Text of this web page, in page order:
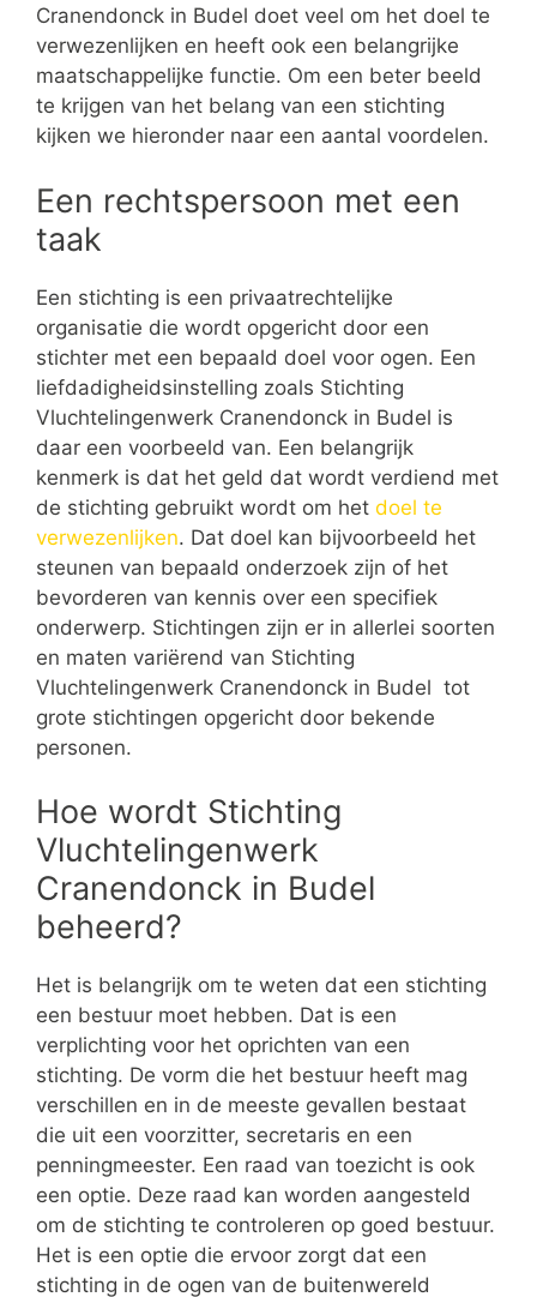
Cranendonck in Budel doet veel om het doel te
verwezenlijken en heeft ook een belangrijke
maatschappelijke functie. Om een beter beeld
te krijgen van het belang van een stichting
kijken we hieronder naar een aantal voordelen.
Een rechtspersoon met een
taak
Een stichting is een privaatrechtelijke
organisatie die wordt opgericht door een
stichter met een bepaald doel voor ogen. Een
liefdadigheidsinstelling zoals Stichting
Vluchtelingenwerk Cranendonck in Budel is
daar een voorbeeld van. Een belangrijk
kenmerk is dat het geld dat wordt verdiend met
de stichting gebruikt wordt om het doel te
verwezenlijken. Dat doel kan bijvoorbeeld het
steunen van bepaald onderzoek zijn of het
bevorderen van kennis over een specifiek
onderwerp. Stichtingen zijn er in allerlei soorten
en maten variërend van Stichting
Vluchtelingenwerk Cranendonck in Budel tot
grote stichtingen opgericht door bekende
personen.
Hoe wordt Stichting
Vluchtelingenwerk
Cranendonck in Budel
beheerd?
Het is belangrijk om te weten dat een stichting
een bestuur moet hebben. Dat is een
verplichting voor het oprichten van een
stichting. De vorm die het bestuur heeft mag
verschillen en in de meeste gevallen bestaat
die uit een voorzitter, secretaris en een
penningmeester. Een raad van toezicht is ook
een optie. Deze raad kan worden aangesteld
om de stichting te controleren op goed bestuur.
Het is een optie die ervoor zorgt dat een
stichting in de ogen van de buitenwereld